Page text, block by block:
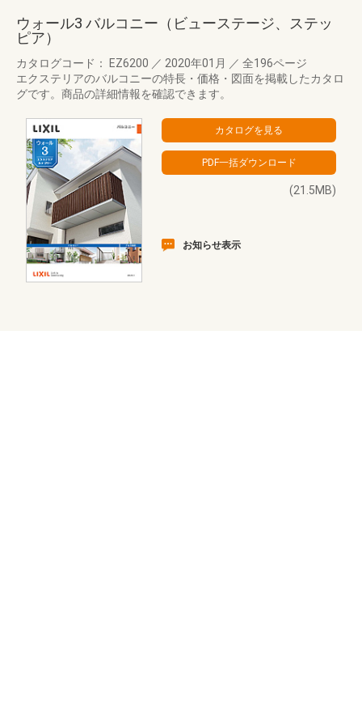
ウォール3 バルコニー（ビューステージ、ステッ
ピア）
カタログコード： EZ6200 ／ 2020年01月 ／ 全196ページ
エクステリアのバルコニーの特長・価格・図面を掲載したカタロ
グです。商品の詳細情報を確認できます。
(21.5MB)
お知らせ表示